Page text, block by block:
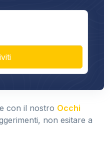
con il nostro Occhi
non esitare a